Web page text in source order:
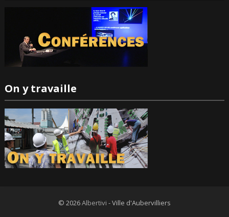
On y travaille
© 2026Albertivi - Ville d'Aubervilliers